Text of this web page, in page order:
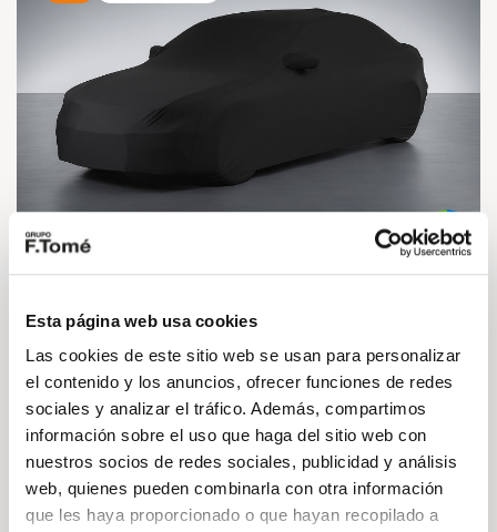
Esta página web usa cookies
Las cookies de este sitio web se usan para personalizar
el contenido y los anuncios, ofrecer funciones de redes
sociales y analizar el tráfico. Además, compartimos
información sobre el uso que haga del sitio web con
nuestros socios de redes sociales, publicidad y análisis
web, quienes pueden combinarla con otra información
que les haya proporcionado o que hayan recopilado a
TDI 150 kW (204 CV) Black Line
60.378€* desde 660€*
204cv Automático Híbrido (Diesel)
DESCÚBRELO